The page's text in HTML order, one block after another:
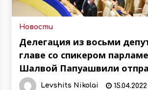
Новости
Делегация из восьми
главе со спикером
Шалвой Папуашвили
УкраинуLevshits Nikolai 15.04.2022